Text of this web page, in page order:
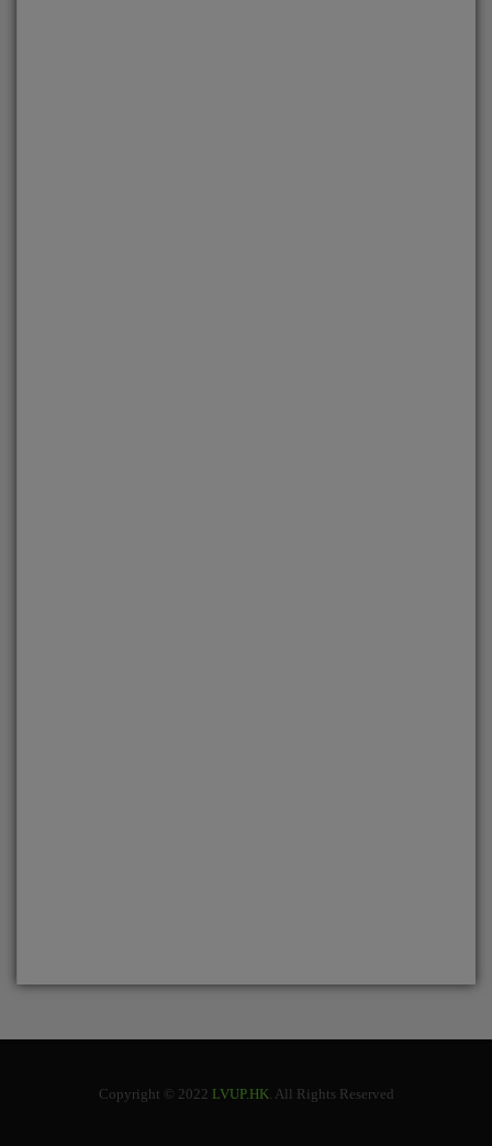
Copyright © 2022 LVUP.HK . All Rights Reserved